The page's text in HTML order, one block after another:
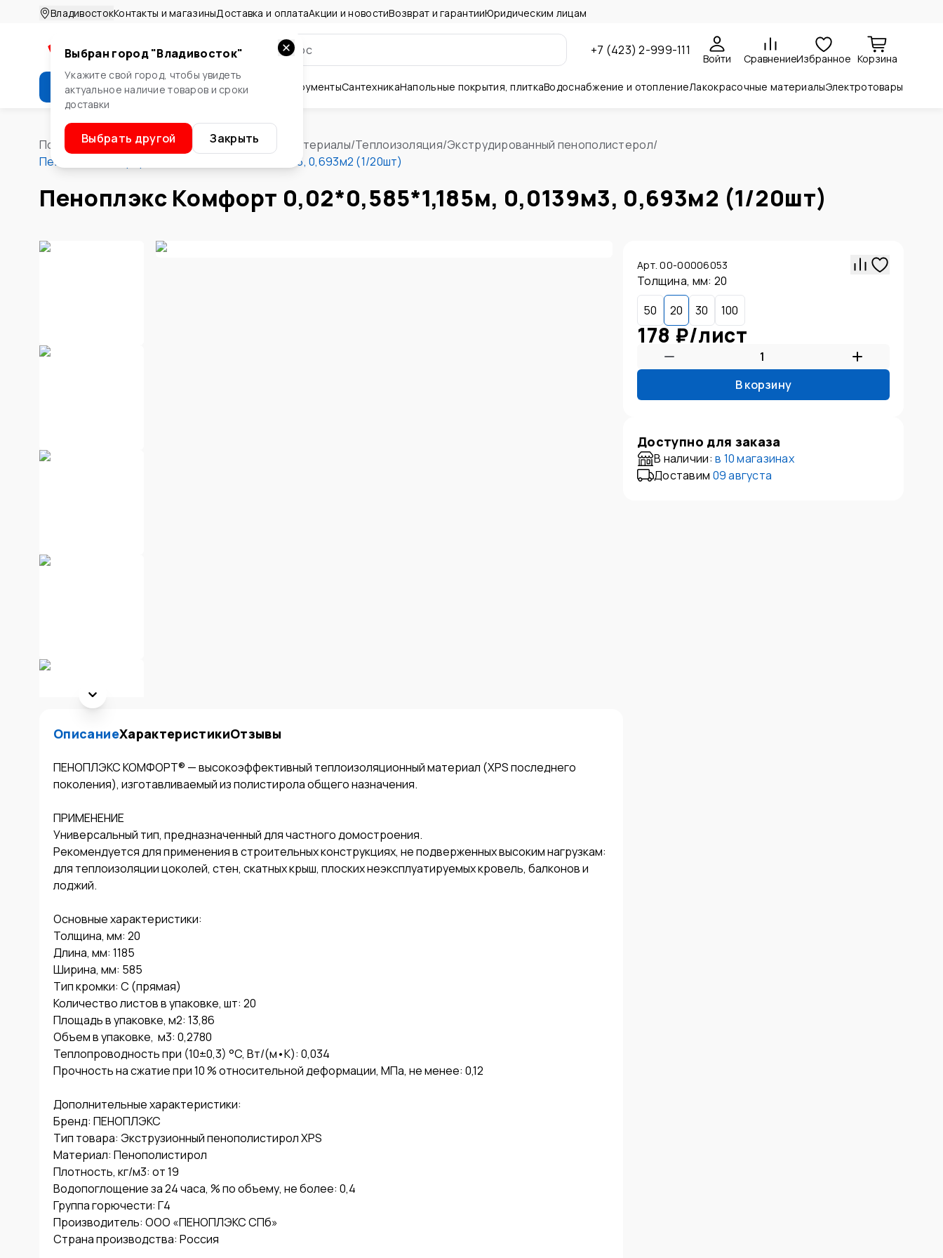
ВладивостокКонтакты и магазиныДоставка и оплатаАкции и новостиВозврат и гарантииЮридическим лицам
+7 (423) 2-999-111
Войти СравнениеИзбранное Корзина
Каталог Стройматериалы ИнструментыСантехникаНапольные покрытия, плиткаВодоснабжение и отоплениеЛакокрасочные материалыЭлектротовары
Выбран город "Владивосток"
Укажите свой город, чтобы увидеть
актуальное наличие товаров и сроки
доставки
Выбрать другой Закрыть
Помощник/Стройматериалы Изоляционные материалы/Теплоизоляция/Экструдированный пенополистерол/
Пеноплэкс Комфорт 0,02*0,585*1,185м, 0,0139м3, 0,693м2 (1/20шт)
Пеноплэкс Комфорт 0,02*0,585*1,185м, 0,0139м3, 0,693м2 (1/20шт)
ОписаниеХарактеристикиОтзывы
ПЕНОПЛЭКС КОМФОРТ® — высокоэффективный теплоизоляционный материал (XPS последнего
поколения), изготавливаемый из полистирола общего назначения.
ПРИМЕНЕНИЕ
Универсальный тип, предназначенный для частного домостроения.
Рекомендуется для применения в строительных конструкциях, не подверженных высоким нагрузкам:
для теплоизоляции цоколей, стен, скатных крыш, плоских неэксплуатируемых кровель, балконов и
лоджий.
Основные характеристики:
Толщина, мм: 20
Длина, мм: 1185
Ширина, мм: 585
Тип кромки: С (прямая)
Количество листов в упаковке, шт: 20
Площадь в упаковке, м2: 13,86
Объем в упаковке,  м3: 0,2780
Теплопроводность при (10±0,3) °C, Вт/(м•К): 0,034
Прочность на сжатие при 10 % относительной деформации, МПа, не менее: 0,12
Дополнительные характеристики:
Бренд: ПЕНОПЛЭКС
Тип товара: Экструзионный пенополистирол XPS
Материал: Пенополистирол
Плотность, кг/м3: от 19
Водопоглощение за 24 часа, % по объему, не более: 0,4
Группа горючести: Г4
Производитель: ООО «ПЕНОПЛЭКС СПб»
Страна производства: Россия
Арт. 00-00006053
Толщина, мм: 20
50
20 30 100
178 ₽/лист
В корзину
Доступно для заказа
В наличии: в 10 магазинах
Доставим 09 августа